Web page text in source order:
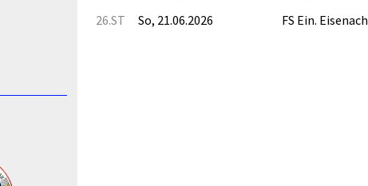
26.ST
So, 21.06.2026 FS Ein. Eisenach